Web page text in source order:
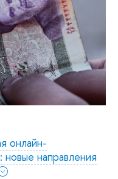
онлайн-
направления